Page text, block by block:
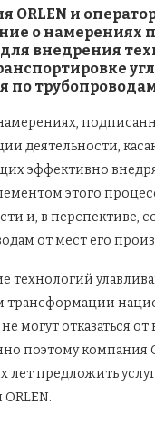
ORLEN и
о намерениях
внедрения
по
деятельности,
эффективно
этого
и, в перспективе,
от мест его
технологий
трансформации
могут отказаться
поэтому компания
лет предложить